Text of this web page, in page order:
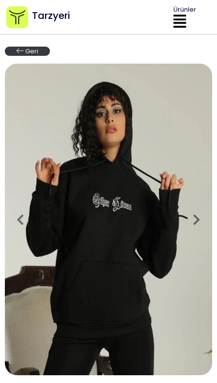
Tarzyeri Ürünler
Geri